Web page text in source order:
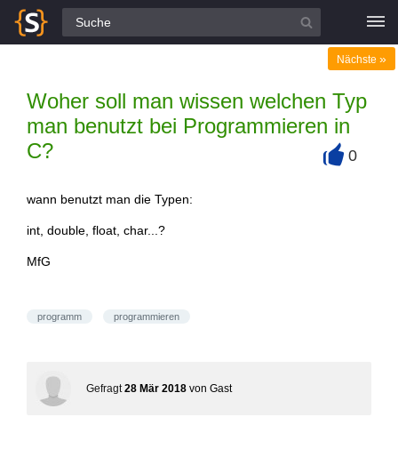
Alle Fragen
Woher soll man wissen welchen Typ
man benutzt bei Programmieren in
C?
Nächste »
0
wann benutzt man die Typen:
int, double, float, char...?
MfG
programm programmieren
Gefragt 28 Mär 2018 von Gast